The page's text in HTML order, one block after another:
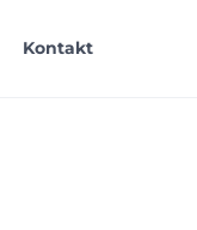
Kontakt